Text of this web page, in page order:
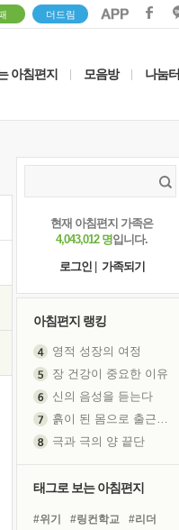
더드림
아침편지 모음방 나눔터
현재 아침편지 가족은
4,043,012 명입니다.
로그인
가족되기
아침편지 랭킹
영적 성장의 여정
장 건강이 중요한 이유
신의 음성을 듣는다
흙이 된 몸으로 출근하는 여자
극과 극의 양 끝단
태그로 보는 아침편지
#위기 #링컨학교
#리더